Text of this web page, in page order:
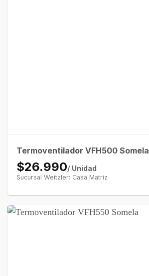
Termoventilador VFH500 Somela
$26.990/ Unidad
Sucursal Weitzler: Casa Matriz